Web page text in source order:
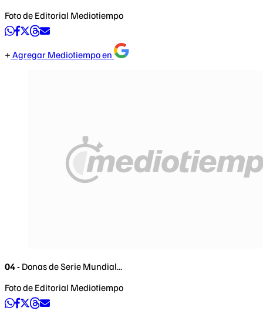
Foto de Editorial Mediotiempo
Agregar Mediotiempo en
04 - Donas de Serie Mundial...
Foto de Editorial Mediotiempo